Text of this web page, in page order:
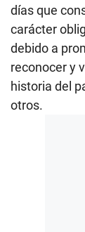
días que
carácter
debido a
reconocer y
historia del
otros.